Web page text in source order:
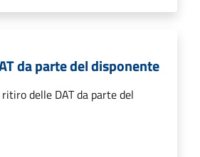
da parte del disponente
delle DAT da parte del